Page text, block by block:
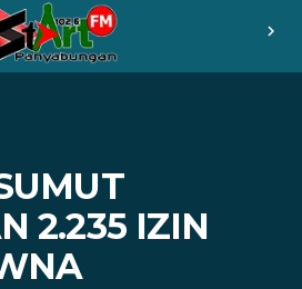
chevron_right
2.235 IZIN